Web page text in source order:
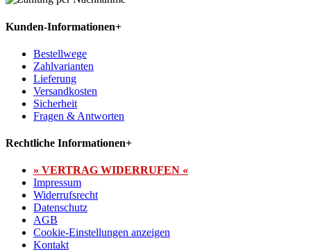
Kunden-Informationen+
Bestellwege
Zahlvarianten
Lieferung
Versandkosten
Sicherheit
Fragen & Antworten
Rechtliche Informationen+
» VERTRAG WIDERRUFEN «
Impressum
Widerrufsrecht
Datenschutz
AGB
Cookie-Einstellungen anzeigen
Kontakt